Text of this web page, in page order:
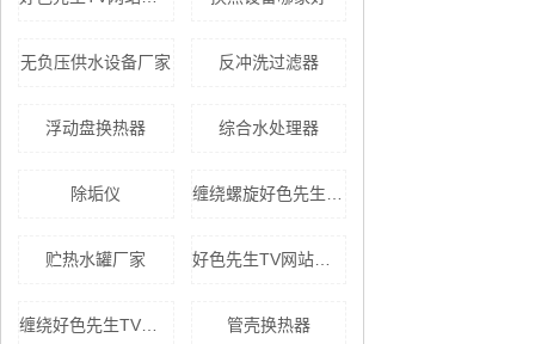
无负压供水设备厂家 反冲洗过滤器
浮动盘换热器 综合水处理器
除垢仪
贮热水罐厂家 好色先生TV网站设备
管壳换热器